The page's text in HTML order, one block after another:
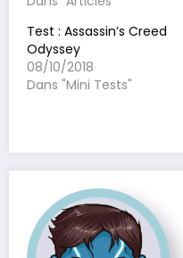
Test : Assassin’s Creed
Odyssey
08/10/2018
Dans "Mini Tests"